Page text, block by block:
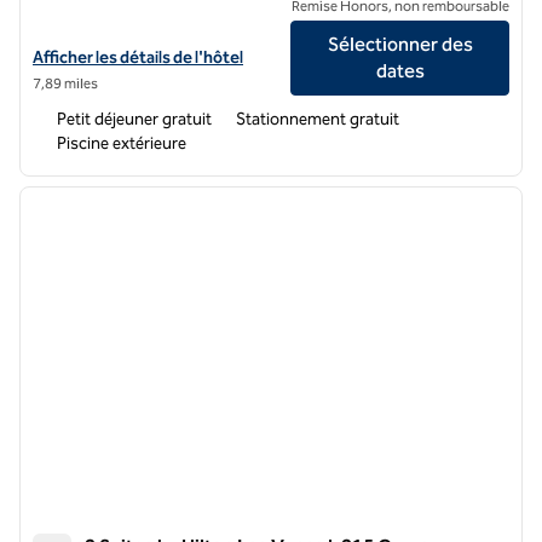
Afficher les détails de l'hôtel Homewood Suites by Hilton North Las
Afficher les détails de l'hôtel
7,89 miles
Remise Honors, non remboursable
Sélectionner des
dates
Petit déjeuner gratuit
Stationnement gratuit
Piscine extérieure
1 sur 12